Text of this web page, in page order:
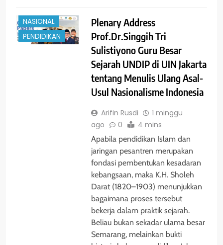
NASIONAL
PENDIDIKAN
Plenary Address
Prof.Dr.Singgih Tri
Sulistiyono Guru Besar
Sejarah UNDIP di UIN Jakarta
tentang Menulis Ulang Asal-
Usul Nasionalisme Indonesia
Arifin Rusdi
1 minggu
ago
0 4 mins
Apabila pendidikan Islam dan
jaringan pesantren merupakan
fondasi pembentukan kesadaran
kebangsaan, maka K.H. Sholeh
Darat (1820–1903) menunjukkan
bagaimana proses tersebut
bekerja dalam praktik sejarah.
Beliau bukan sekadar ulama besar
Semarang, melainkan bukti